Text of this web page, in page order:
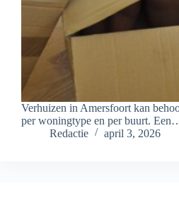
Verhuizen in Amersfoort kan
per woningtype en per buurt.
Redactie
april 3, 2026